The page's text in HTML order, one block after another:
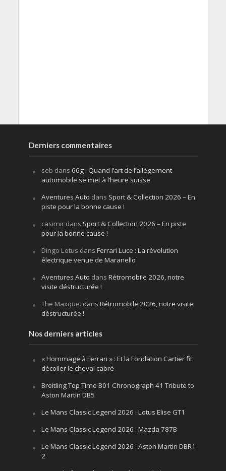
Derniers commentaires
seb dans 66g : Quand l’art de l’allègement
automobile se met à l’heure suisse
Aventures Auto dans Sport & Collection 2026 – En
piste pour la bonne cause !
casimirdans Sport & Collection 2026 – En piste
pour la bonne cause !
Dingo Lotus dans Ferrari Luce : La révolution
électrique venue de Maranello
Aventures Auto dans Rétromobile 2026, notre
visite déstructurée !
The Maxque. dans Rétromobile 2026, notre visite
déstructurée !
Nos derniers articles
« Hommage à Ferrari » : Et la Fondation Cartier fit
décoller le cheval cabré
Breitling Top Time B01 Chronograph 41 Tribute to
Aston Martin DB5
Le Mans Classic Legend 2026 : Lotus Elise GT1
Le Mans Classic Legend 2026 : Mazda 787B
Le Mans Classic Legend 2026 : Aston Martin DBR1-
2